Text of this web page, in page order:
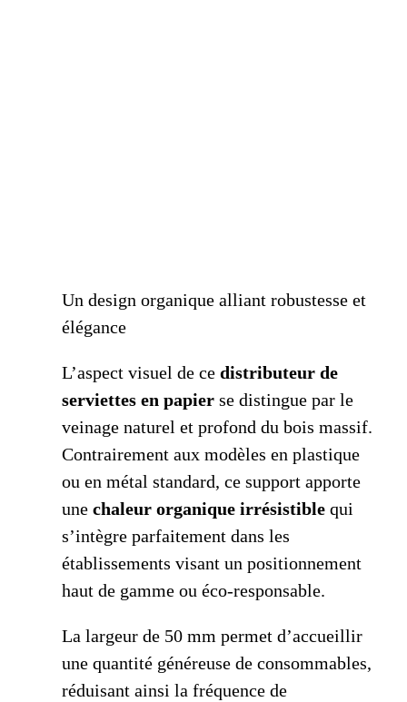
Un design organique alliant robustesse et
élégance
L’aspect visuel de ce distributeur de
serviettes en papier se distingue par le
veinage naturel et profond du bois massif.
Contrairement aux modèles en plastique
ou en métal standard, ce support apporte
une chaleur organique irrésistible qui
s’intègre parfaitement dans les
établissements visant un positionnement
haut de gamme ou éco-responsable.
La largeur de 50 mm permet d’accueillir
une quantité généreuse de consommables,
réduisant ainsi la fréquence de